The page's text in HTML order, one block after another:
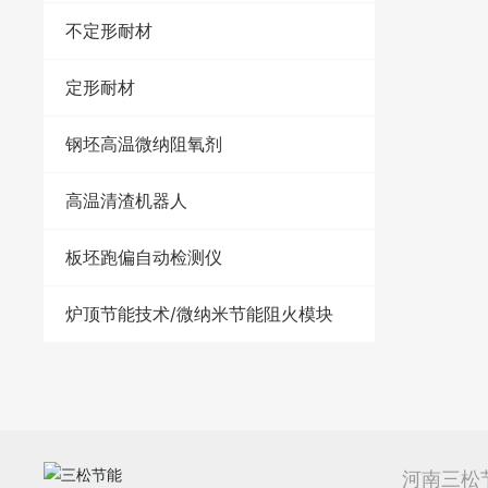
不定形耐材
定形耐材
钢坯高温微纳阻氧剂
高温清渣机器人
板坯跑偏自动检测仪
炉顶节能技术/微纳米节能阻火模块
河南三松